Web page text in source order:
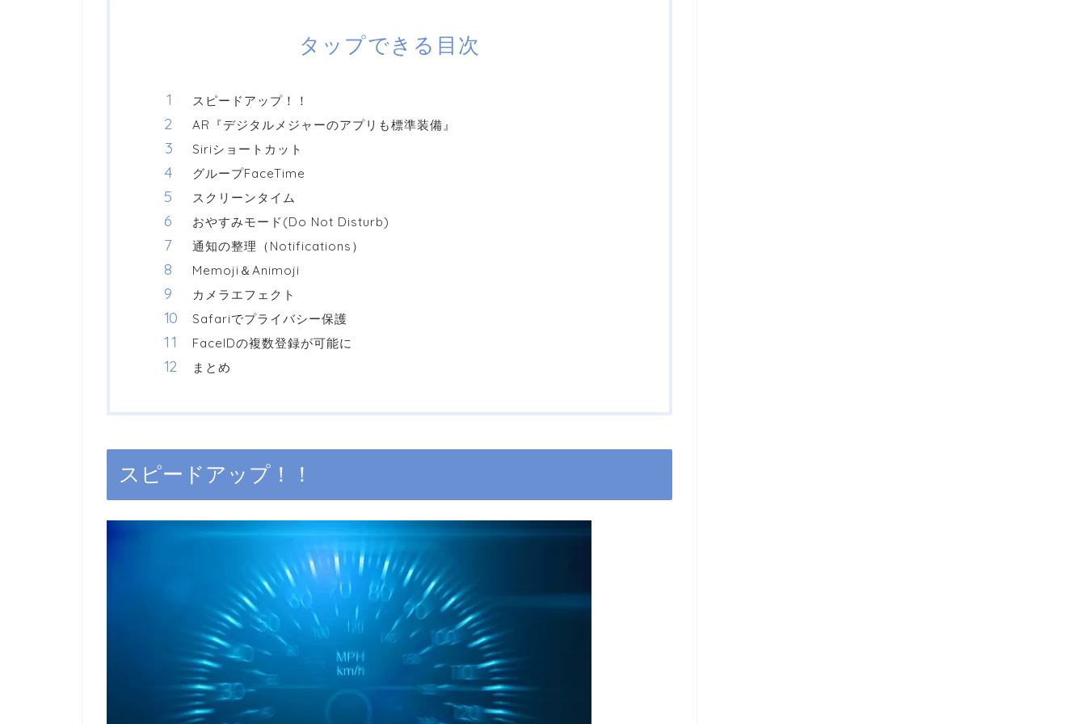
タップできる目次
スピードアップ！！
AR『デジタルメジャーのアプリも標準装備』
Siriショートカット
グループFaceTime
スクリーンタイム
おやすみモード(Do Not Disturb)
通知の整理（Notifications）
Memoji＆Animoji
カメラエフェクト
Safariでプライバシー保護
FaceIDの複数登録が可能に
まとめ
スピードアップ！！